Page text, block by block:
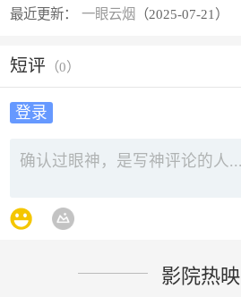
最近更新：
一眼云烟 （2025-07-21）
短评 （0）
登录
影院热映